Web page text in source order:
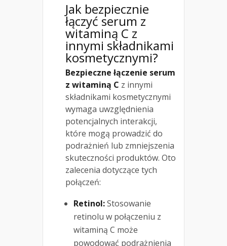
Jak bezpiecznie
łączyć serum z
witaminą C z
innymi składnikami
kosmetycznymi?
Bezpieczne łączenie serum
z witaminą C z innymi
składnikami kosmetycznymi
wymaga uwzględnienia
potencjalnych interakcji,
które mogą prowadzić do
podrażnień lub zmniejszenia
skuteczności produktów. Oto
zalecenia dotyczące tych
połączeń:
Retinol:Stosowanie
retinolu w połączeniu z
witaminą C może
powodować podrażnienia